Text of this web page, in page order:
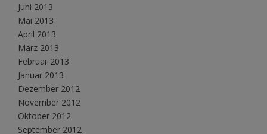
Juni 2013
Mai 2013
April 2013
März 2013
Februar 2013
Januar 2013
Dezember 2012
November 2012
Oktober 2012
September 2012